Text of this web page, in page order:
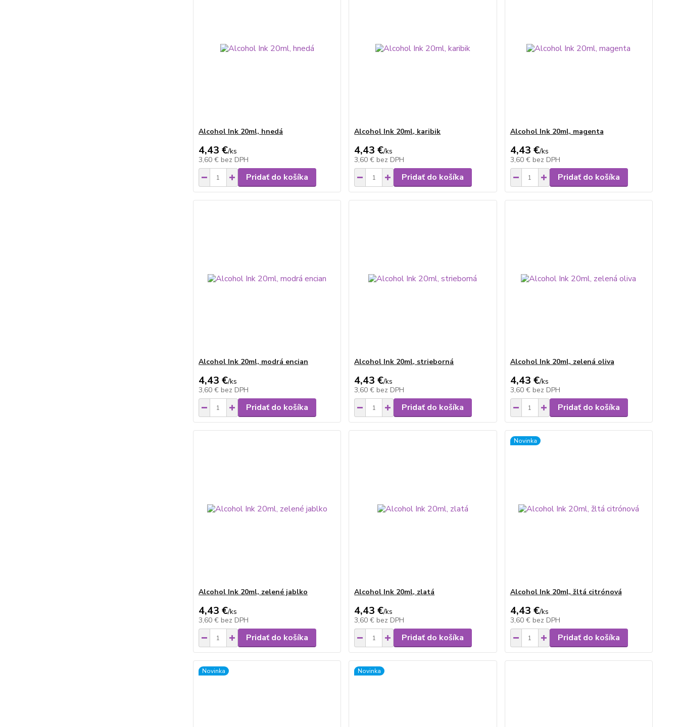
Alcohol Ink 20ml, hnedá
4,43 €/ks
3,60 € bez DPH
Pridať do košíka
Alcohol Ink 20ml, karibik
4,43 €/ks
3,60 € bez DPH
Pridať do košíka
Alcohol Ink 20ml, magenta
4,43 €/ks
3,60 € bez DPH
Pridať do košíka
Alcohol Ink 20ml, modrá encian
4,43 €/ks
3,60 € bez DPH
Pridať do košíka
Alcohol Ink 20ml, strieborná
4,43 €/ks
3,60 € bez DPH
Pridať do košíka
Alcohol Ink 20ml, zelená oliva
4,43 €/ks
3,60 € bez DPH
Pridať do košíka
Alcohol Ink 20ml, zelené jablko
4,43 €/ks
3,60 € bez DPH
Pridať do košíka
Alcohol Ink 20ml, zlatá
4,43 €/ks
3,60 € bez DPH
Pridať do košíka
Novinka
Alcohol Ink 20ml, žltá citrónová
4,43 €/ks
3,60 € bez DPH
Pridať do košíka
Novinka Novinka